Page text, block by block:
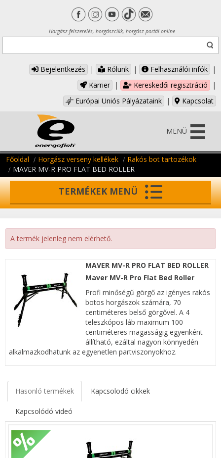
Horgász felszerelés, horgászcikk, horgász portál online
Bejelentkezés | Rólunk | Felhasználói infók
|
Karrier
| Kereskedői regisztráció
|
Európai Uniós Pályázataink
| Kapcsolat
MENÜ
Főoldal Horgász verseny kellékek
Rakós bot tartozékok
MAVER MV-R PRO FLAT BED ROLLER
TERMÉKEK MENÜ
A termék jelenleg nem elérhető.
MAVER MV-R PRO FLAT BED ROLLER
Maver MV-R Pro Flat Bed Roller
Profi minőségű görgő az igényes rakós
botos horgászok számára, 70
centiméteres belső görgővel. A 4
teleszkópos láb maximum 100
centiméteres magasságig egyenként
állítható, ezáltal nagyon könnyedén
alkalmazkodhatunk az egyenetlen partviszonyokhoz.
Hasonló termékek Kapcsolodó cikkek
Kapcsolódó videó